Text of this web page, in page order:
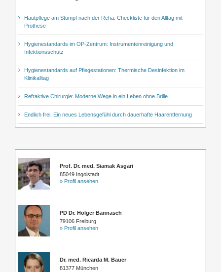
Hautpflege am Stumpf nach der Reha: Checkliste für den Alltag mit
Prothese
Hygienestandards im OP-Zentrum: Instrumentenreinigung und
Infektionsschutz
Hygienestandards auf Pflegestationen: Thermische Desinfektion im
Klinikalltag
Refraktive Chirurgie: Moderne Wege in ein Leben ohne Brille
Endlich frei: Ein neues Lebensgefühl durch dauerhafte Haarentfernung
Prof. Dr. med. Siamak Asgari
85049 Ingolstadt
» Profil ansehen
PD Dr. Holger Bannasch
79106 Freiburg
» Profil ansehen
Dr. med. Ricarda M. Bauer
81377 München